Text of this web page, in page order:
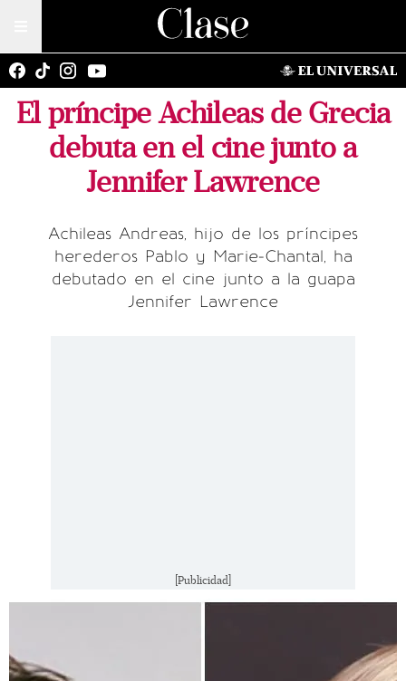
El príncipe Achileas de Grecia
debuta en el cine junto a
Jennifer Lawrence
Achileas Andreas, hijo de los príncipes
herederos Pablo y Marie-Chantal, ha
debutado en el cine junto a la guapa
Jennifer Lawrence
[Publicidad]